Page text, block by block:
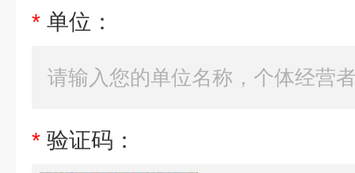
* 单位：
* 验证码：